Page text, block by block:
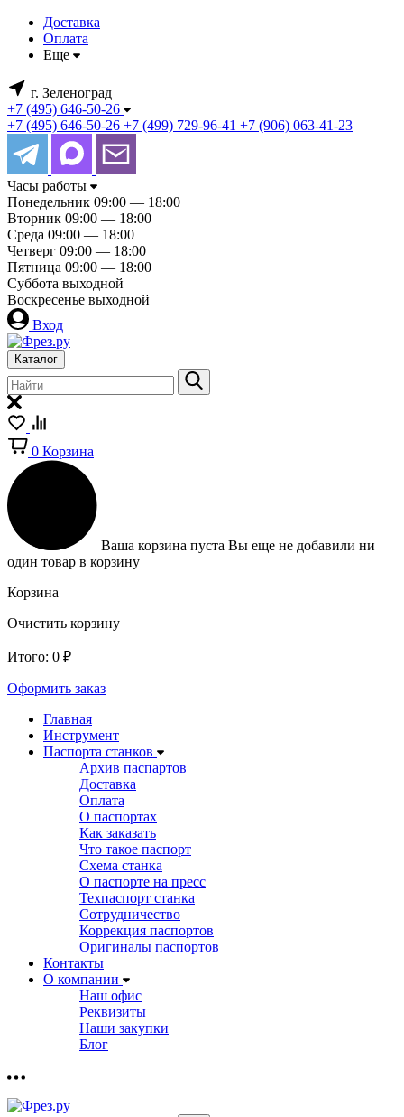
Доставка
Оплата
Еще
г. Зеленоград
+7 (495) 646-50-26
+7 (495) 646-50-26 +7 (499) 729-96-41 +7 (906) 063-41-23
Часы работы
Понедельник 09:00 — 18:00
Вторник 09:00 — 18:00
Среда 09:00 — 18:00
Четверг 09:00 — 18:00
Пятница 09:00 — 18:00
Суббота выходной
Воскресенье выходной
Вход
Каталог
0 Корзина
Ваша корзина пуста Вы еще не добавили ни
один товар в корзину
Корзина
Очистить корзину
Итого: 0 ₽
Оформить заказ
Главная
Инструмент
Паспорта станков
Архив паспартов
Доставка
Оплата
О паспортах
Как заказать
Что такое паспорт
Схема станка
О паспорте на пресс
Техпаспорт станка
Сотрудничество
Коррекция паспортов
Оригиналы паспортов
Контакты
О компании
Наш офис
Реквизиты
Наши закупки
Блог